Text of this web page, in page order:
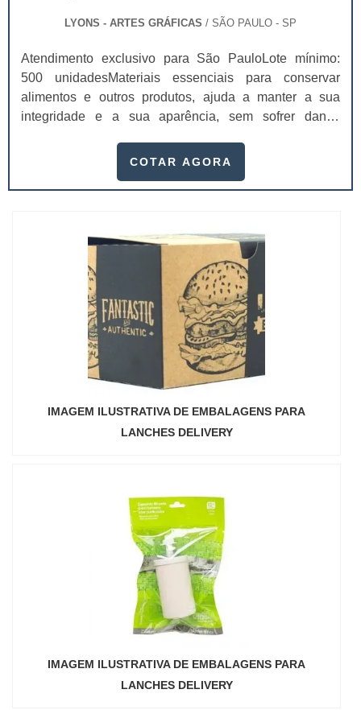
LYONS - ARTES GRÁFICAS / SÃO PAULO - SP
Atendimento exclusivo para São PauloLote mínimo:
500 unidadesMateriais essenciais para conservar
alimentos e outros produtos, ajuda a manter a sua
integridade e a sua aparência, sem sofrer danos
os clientes. Dependendo da qualidade da proteção, o
são usadas por vários setores, como alimentício,
COTAR AGORA
IMAGEM ILUSTRATIVA DE EMBALAGENS PARA
LANCHES DELIVERY
IMAGEM ILUSTRATIVA DE EMBALAGENS PARA
LANCHES DELIVERY